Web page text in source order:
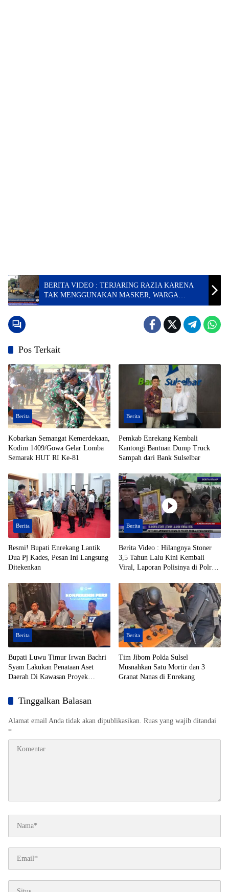
BERITA VIDEO : TERJARING RAZIA KARENA
TAK MENGGUNAKAN MASKER, WARGA
DIHUKUM HORMAT DIATAS ALAT BERAT
Pos Terkait
Berita
Kobarkan Semangat Kemerdekaan,
Kodim 1409/Gowa Gelar Lomba
Semarak HUT RI Ke-81
Berita
Pemkab Enrekang Kembali
Kantongi Bantuan Dump Truck
Sampah dari Bank Sulselbar
Berita
Resmi! Bupati Enrekang Lantik
Dua Pj Kades, Pesan Ini Langsung
Ditekenkan
Berita
Berita Video : Hilangnya Stoner
3,5 Tahun Lalu Kini Kembali
Viral, Laporan Polisinya di Polres
Berita
Bupati Luwu Timur Irwan Bachri
Syam Lakukan Penataan Aset
Daerah Di Kawasan Proyek
Berita
Tim Jibom Polda Sulsel
Musnahkan Satu Mortir dan 3
Granat Nanas di Enrekang
Tinggalkan Balasan
Alamat email Anda tidak akan dipublikasikan. Ruas yang wajib ditandai
*